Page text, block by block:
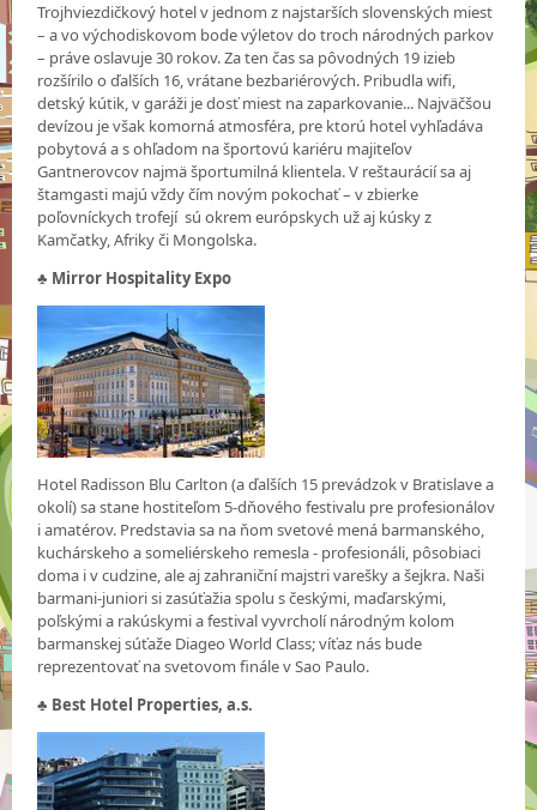
Trojhviezdičkový hotel v jednom z najstarších slovenských miest
– a vo východiskovom bode výletov do troch národných parkov
– práve oslavuje 30 rokov. Za ten čas sa pôvodných 19 izieb
rozšírilo o ďalších 16, vrátane bezbariérových. Pribudla wifi,
detský kútik, v garáži je dosť miest na zaparkovanie... Najväčšou
devízou je však komorná atmosféra, pre ktorú hotel vyhľadáva
pobytová a s ohľadom na športovú kariéru majiteľov
Gantnerovcov najmä športumilná klientela. V reštaurácií sa aj
štamgasti majú vždy čím novým pokochať – v zbierke
poľovníckych trofejí sú okrem európskych už aj kúsky z
Kamčatky, Afriky či Mongolska.
♣ Mirror Hospitality Expo
Hotel Radisson Blu Carlton (a ďalších 15 prevádzok v Bratislave a
okolí) sa stane hostiteľom 5-dňového festivalu pre profesionálov
i amatérov. Predstavia sa na ňom svetové mená barmanského,
kuchárskeho a someliérskeho remesla - profesionáli, pôsobiaci
doma i v cudzine, ale aj zahraniční majstri varešky a šejkra. Naši
barmani-juniori si zasúťažia spolu s českými, maďarskými,
poľskými a rakúskymi a festival vyvrcholí národným kolom
barmanskej súťaže Diageo World Class; víťaz nás bude
reprezentovať na svetovom finále v Sao Paulo.
♣ Best Hotel Properties, a.s.